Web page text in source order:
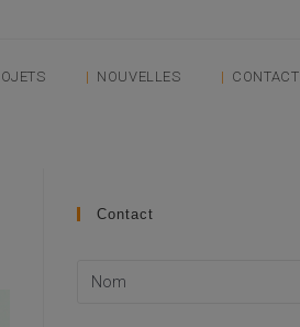
NOUVELLES CONTACT
Contact